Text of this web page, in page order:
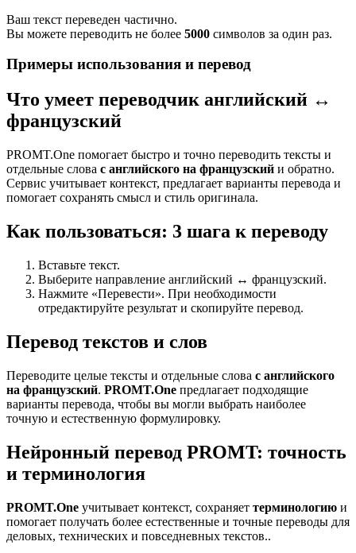
Ваш текст переведен частично.
Вы можете переводить не более 5000 символов за один раз.
Примеры использования и перевод
Что умеет переводчик английский ↔
французский
PROMT.One помогает быстро и точно переводить тексты и
отдельные слова с английского на французский и обратно.
Сервис учитывает контекст, предлагает варианты перевода и
помогает сохранять смысл и стиль оригинала.
Как пользоваться: 3 шага к переводу
Вставьте текст.
Выберите направление английский ↔ французский.
Нажмите «Перевести». При необходимости
отредактируйте результат и скопируйте перевод.
Перевод текстов и слов
Переводите целые тексты и отдельные слова с английского
на французский. PROMT.One предлагает подходящие
варианты перевода, чтобы вы могли выбрать наиболее
точную и естественную формулировку.
Нейронный перевод PROMT: точность
и терминология
PROMT.One учитывает контекст, сохраняет терминологию и
помогает получать более естественные и точные переводы для
деловых, технических и повседневных текстов..